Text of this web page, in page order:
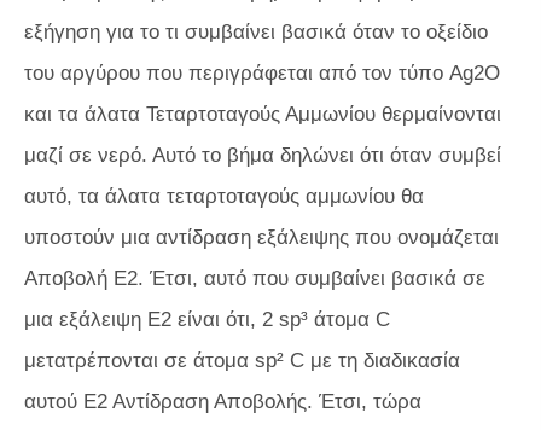
εξήγηση για το τι συμβαίνει βασικά όταν το οξείδιο
του αργύρου που περιγράφεται από τον τύπο Ag2O
και τα άλατα Τεταρτοταγούς Αμμωνίου θερμαίνονται
μαζί σε νερό. Αυτό το βήμα δηλώνει ότι όταν συμβεί
αυτό, τα άλατα τεταρτοταγούς αμμωνίου θα
υποστούν μια αντίδραση εξάλειψης που ονομάζεται
Αποβολή E2. Έτσι, αυτό που συμβαίνει βασικά σε
μια εξάλειψη E2 είναι ότι, 2 sp³ άτομα C
μετατρέπονται σε άτομα sp² C με τη διαδικασία
αυτού Ε2 Αντίδραση Αποβολής. Έτσι, τώρα